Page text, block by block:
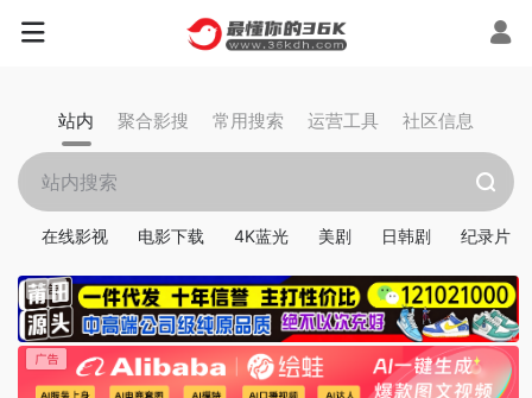
站内 聚合影搜 常用搜索 运营工具 社区信息
在线影视 电影下载 4K蓝光 美剧 日韩剧 纪录片